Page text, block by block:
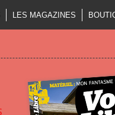
LES MAGAZINES